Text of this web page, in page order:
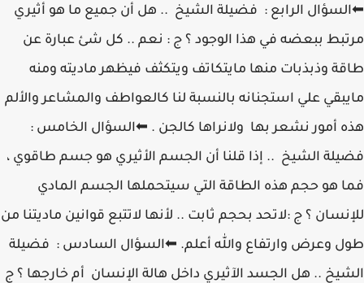
⬅السؤال الرابع : فضيلة الشيخ .. هل أن جميع ما هو أثيري
مرتبط ببعضه في هذا الوجود ؟ ج : نعم .. كل شئ عبارة عن
طاقة وذبذبات منها مايتكاتف ويتكثف فيظهر ماديته ومنه
مايبقي علي استجنانه بالنسبة لنا كالعواطف والمشاعر والألم
هذه أمور نشعر بها ولانراها كالجن . ⬅السؤال الخامس :
فضيلة الشيخ .. إذا قلنا أن الجسم الأثيري هو جسم طاقوي ،
فما هو حجم هذه الطاقة التي سيتحملها الجسم المادي
للإنسان ؟ ج :لاتحد بحجم ثابت .. لأنها لاتتبع قوانين ماديتنا من
طول وعرض وارتفاع والله أعلم. ⬅السؤال السادس : فضيلة
الشيخ .. هل الجسد الآثيري داخل هالة الإنسان أم خارجها ؟ ج